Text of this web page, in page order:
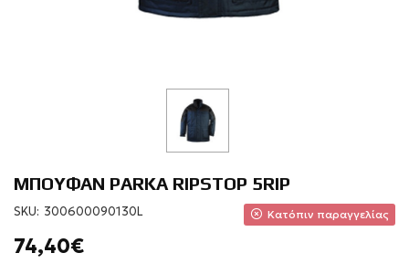
ΜΠΟΥΦΑΝ PARKA RIPSTOP 5RIP
SKU: 300600090130L Κατόπιν παραγγελίας
74,40€